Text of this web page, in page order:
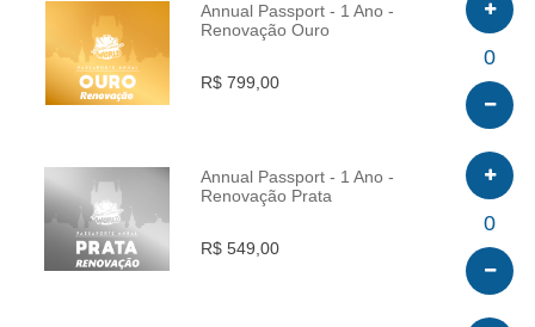
INFO
Annual Passport - 1 Ano -
Renovação Ouro
R$ 799,00
0
INFO
Annual Passport - 1 Ano -
Renovação Prata
R$ 549,00
0